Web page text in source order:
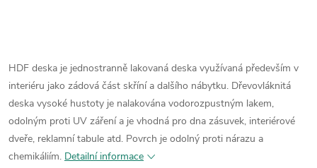
HDF deska je jednostranně lakovaná deska využívaná především v
interiéru jako zádová část skříní a dalšího nábytku. Dřevovláknitá
deska vysoké hustoty je nalakována vodorozpustným lakem,
odolným proti UV záření a je vhodná pro dna zásuvek, interiérové
dveře, reklamní tabule atd. Povrch je odolný proti nárazu a
chemikáliím. Detailní informace